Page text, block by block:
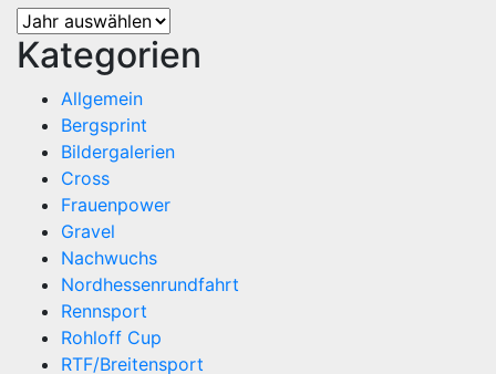
Kategorien
Allgemein
Bergsprint
Bildergalerien
Cross
Frauenpower
Gravel
Nachwuchs
Nordhessenrundfahrt
Rennsport
Rohloff Cup
RTF/Breitensport